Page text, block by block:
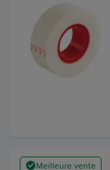
Meilleure vente